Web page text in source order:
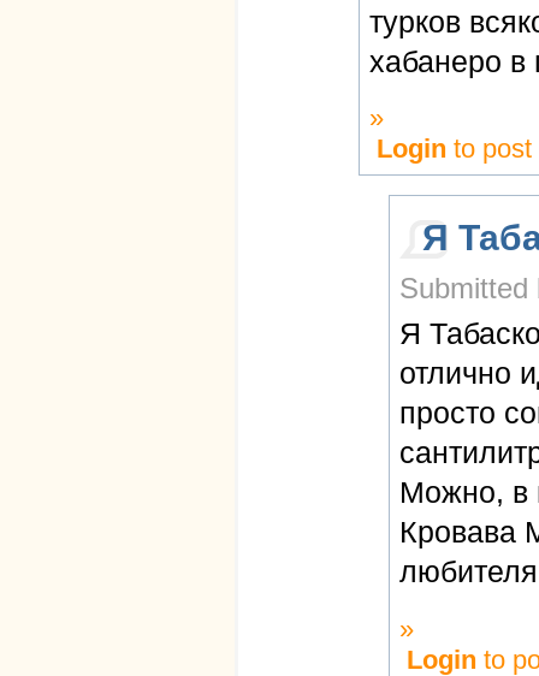
турков
хабанеро в
»
Login to post
Я
Submitted
Я
отлично
просто
Можно, в
Кровава
»
Login to